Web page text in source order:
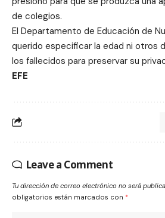
de colegios.
El Departamento de Educación de
querido especificar la edad ni otros
los fallecidos para preservar su
EFE
Leave a Comment
Tu dirección de correo electrónico no será
obligatorios están marcados con *